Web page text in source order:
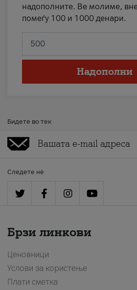
надополните. Ве молиме,
помеѓу 100 и 1000 денари.
Надополни
Бидете во тек
Следете нè
Брзи линкови
Ценовници
Услови за користење
Плати сметка